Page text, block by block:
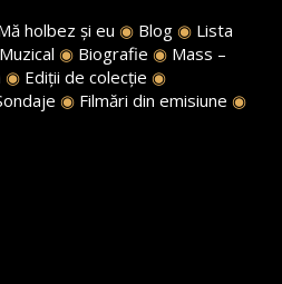
holbez și eu ◉ Blog ◉ Lista
◉ Biografie ◉ Mass –
◉ Ediții de colecție ◉
◉ Filmări din emisiune ◉